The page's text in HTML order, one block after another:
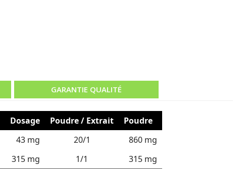
GARANTIE QUALITÉ
Dosage Poudre / Extrait
Poudre
43 mg 20/1
860 mg
315 mg 1/1
315 mg